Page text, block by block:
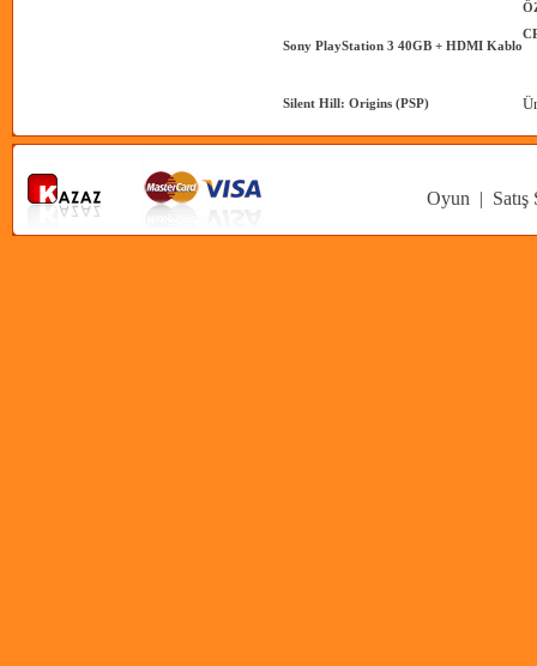
Sony PlayStation 3 40GB + HDMI Kablo
Silent Hill: Origins (PSP)
Oyun |